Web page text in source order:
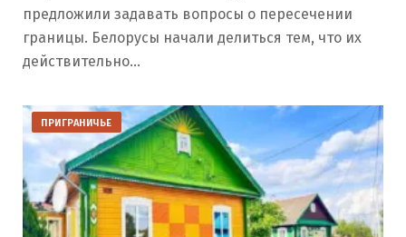
предложили задавать вопросы о пересечении
границы. Белорусы начали делиться тем, что их
действительно…
ПРИГРАНИЧЬЕ